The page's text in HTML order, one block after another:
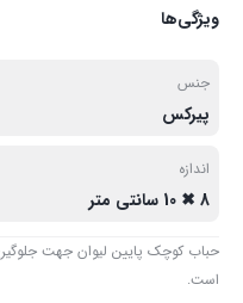
ویژگی‌ها
جنس
پیرکس
اندازه
8 ✖ 10 سانتی متر
حباب کوچک پایین لیوان جهت
است.